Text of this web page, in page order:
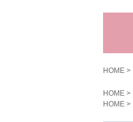
HOME
HOME
HOME